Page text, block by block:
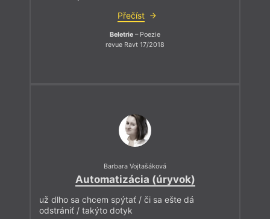
Přečíst
Beletrie – Poezie
revue Ravt 17/2018
Barbara Vojtašáková
Automatizácia (úryvok)
už dlho sa chcem spýtať / či sa ešte dá
odstrániť / takýto dotyk